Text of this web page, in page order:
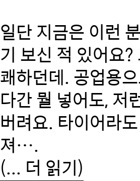
일단 지금은 이런
기 보신 적 있어요
쾌하던데. 공업용
다간 뭘 넣어도, 저
버려요. 타이어라
져….
(... 더 읽기)